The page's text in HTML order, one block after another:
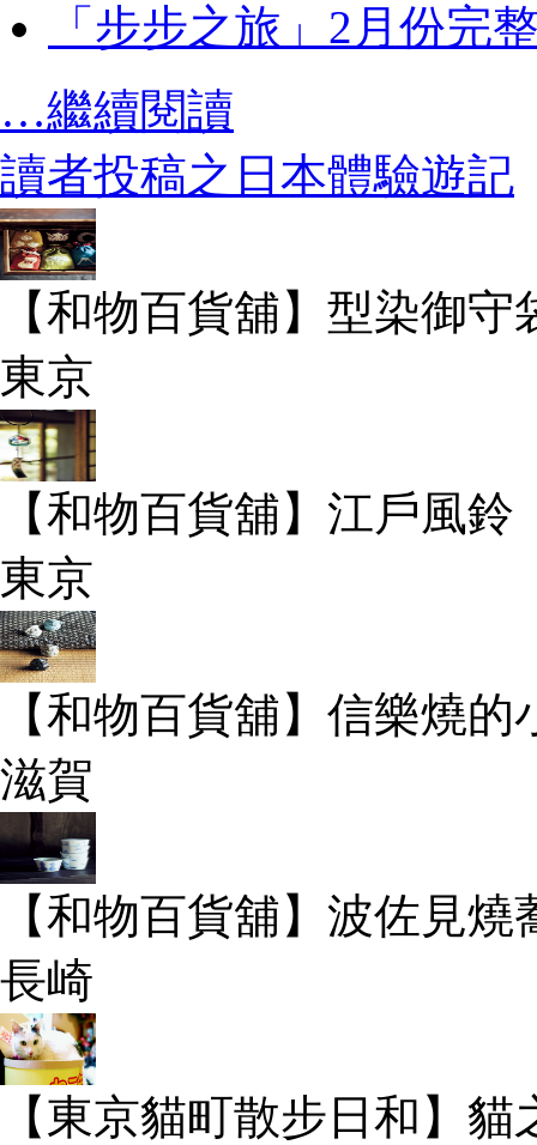
「步步之旅」2月份完
…繼續閱讀
讀者投稿之日本體驗遊記
【和物百貨舖】型染御守
東京
【和物百貨舖】江戶風鈴
東京
【和物百貨舖】信樂燒的
滋賀
【和物百貨舖】波佐見燒
長崎
【東京貓町散步日和】貓